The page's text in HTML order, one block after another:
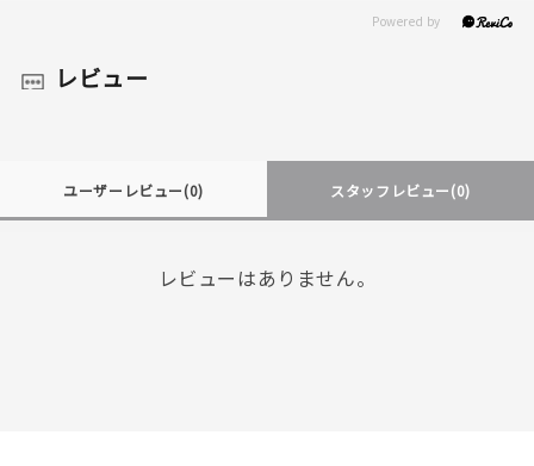
レビュー
ユーザーレビュー(0) スタッフレビュー(0)
レビューはありません。